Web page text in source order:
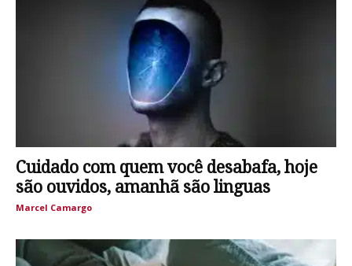
Cuidado com quem você desabafa, hoje
são ouvidos, amanhã são linguas
Marcel Camargo